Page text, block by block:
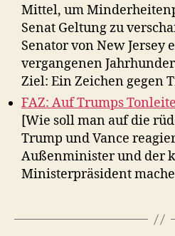
Mittel, um
Senat Geltung zu
Senator von New Jersey
vergangenen
Ziel: Ein Zeichen gegen
FAZ: Auf Trumps
[Wie soll man auf die
Trump und Vance
Außenminister und der
Ministerpräsident